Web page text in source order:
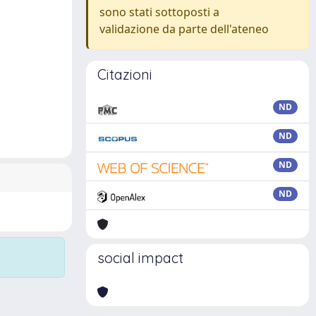
sono stati sottoposti a
validazione da parte dell'ateneo
Citazioni
ND
ND
ND
ND
social impact